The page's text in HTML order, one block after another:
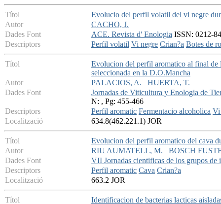
Títol
Evolucio del perfil volatil del vi negre
Autor
CACHO, J.
Dades Font
ACE. Revista d' Enologia ISSN: 0212-
Descriptors
Perfil volatil Vi negre Crian?a Botes de
Títol
Evolucion del perfil aromatico al final de
seleccionada en la D.O.Mancha
Autor
PALACIOS, A.
HUERTA, T.
Dades Font
Jornadas de Viticultura y Enologia de
N: , Pg: 455-466
Descriptors
Perfil aromatic Fermentacio alcoholica Vi
Localització
634.8(462.221.1) JOR
Títol
Evolucion del perfil aromatico del cava
Autor
RIU AUMATELL, M.
BOSCH
Dades Font
VII Jornadas cientificas de los grupos de
Descriptors
Perfil aromatic Cava Crian?a
Localització
663.2 JOR
Títol
Identificacion de bacterias lacticas